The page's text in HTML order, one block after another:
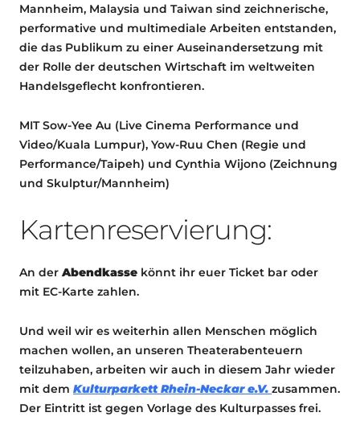
Mannheim, Malaysia und Taiwan sind zeichnerische,
performative und multimediale Arbeiten entstanden,
die das Publikum zu einer Auseinandersetzung mit
der Rolle der deutschen Wirtschaft im weltweiten
Handelsgeflecht konfrontieren.
MIT Sow-Yee Au (Live Cinema Performance und
Video/Kuala Lumpur), Yow-Ruu Chen (Regie und
Performance/Taipeh) und Cynthia Wijono (Zeichnung
und Skulptur/Mannheim)
Kartenreservierung:
An der Abendkasse könnt ihr euer Ticket bar oder
mit EC-Karte zahlen.
Und weil wir es weiterhin allen Menschen möglich
machen wollen, an unseren Theaterabenteuern
teilzuhaben, arbeiten wir auch in diesem Jahr wieder
mit dem Kulturparkett Rhein-Neckar e.V. zusammen.
Der Eintritt ist gegen Vorlage des Kulturpasses frei.